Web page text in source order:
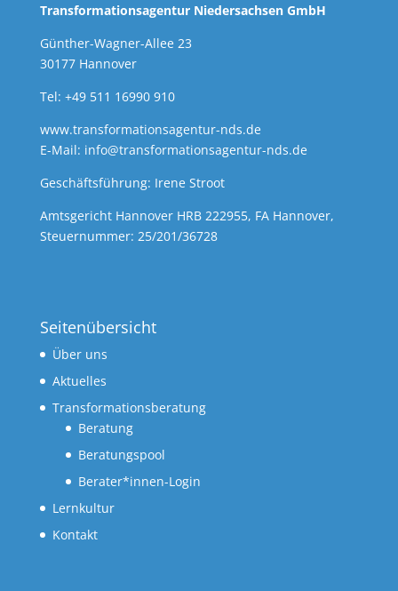
Transformationsagentur Niedersachsen GmbH
Günther-Wagner-Allee 23
30177 Hannover
Tel: +49 511 16990 910
www.transformationsagentur-nds.de
E-Mail: info@transformationsagentur-nds.de
Geschäftsführung: Irene Stroot
Amtsgericht Hannover HRB 222955, FA Hannover,
Steuernummer: 25/201/36728
Seitenübersicht
Über uns
Aktuelles
Transformationsberatung
Beratung
Beratungspool
Berater*innen-Login
Lernkultur
Kontakt